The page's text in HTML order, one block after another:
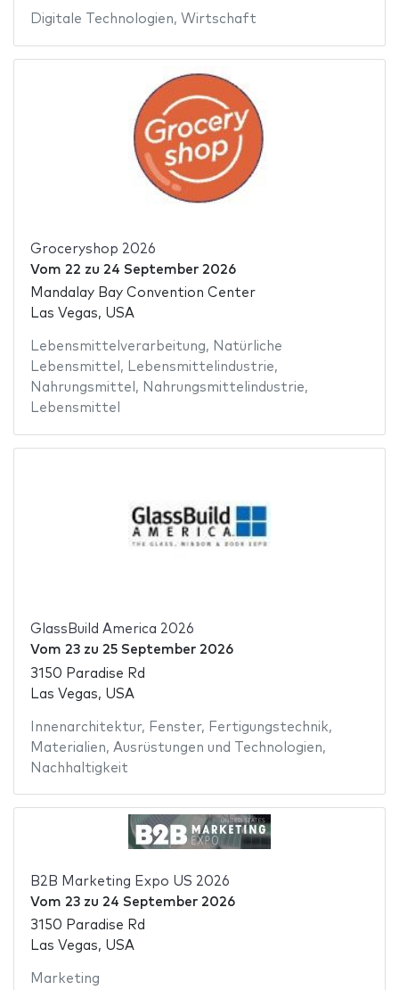
Digitale Technologien, Wirtschaft
Groceryshop 2026
Vom 22 zu 24 September 2026
Mandalay Bay Convention Center
Las Vegas, USA
Lebensmittelverarbeitung, Natürliche
Lebensmittel , Lebensmittelindustrie,
Nahrungsmittel , Nahrungsmittelindustrie,
Lebensmittel
GlassBuild America 2026
Vom 23zu 25 September 2026
3150 Paradise Rd
Las Vegas, USA
Innenarchitektur, Fenster, Fertigungstechnik,
Materialien, Ausrüstungen und Technologien,
Nachhaltigkeit
B2B Marketing Expo US 2026
Vom 23zu 24 September 2026
3150 Paradise Rd
Las Vegas, USA
Marketing